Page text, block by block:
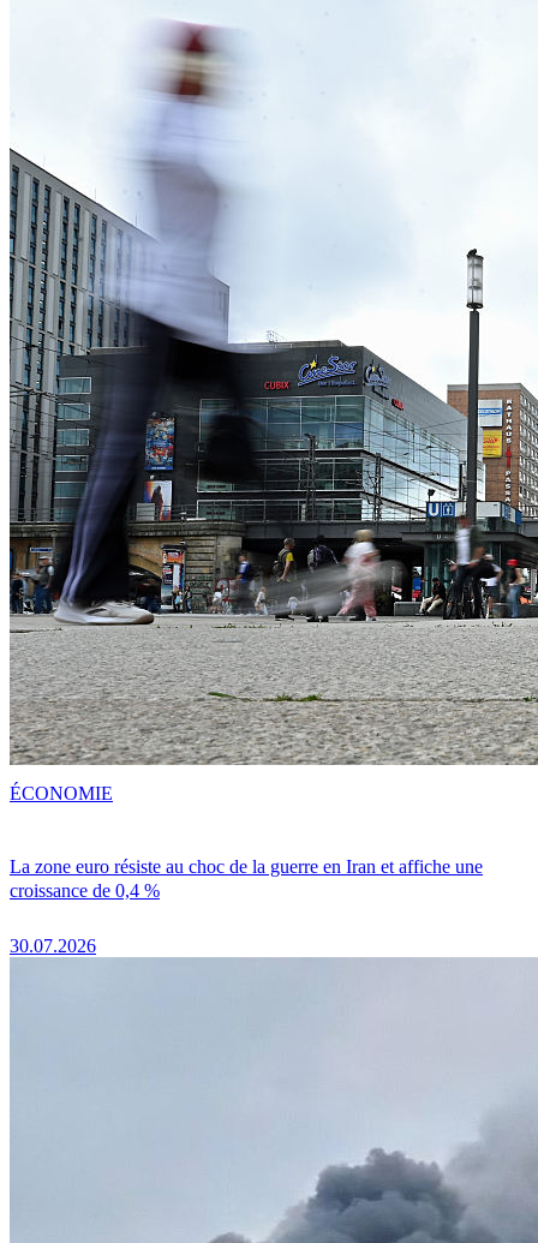
La zone euro résiste au choc de la guerre en Iran et affiche une
croissance de 0,4 %
30.07.2026
ÉCONOMIE